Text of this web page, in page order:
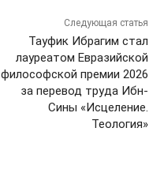
Следующая статья
Тауфик Ибрагим стал
лауреатом Евразийской
философской премии 2026
за перевод труда Ибн-
Сины «Исцеление.
Теология»